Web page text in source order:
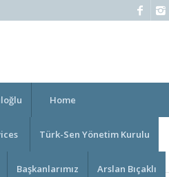
Home
Türk-Sen Yönetim Kurulu
Başkanlarımız Arslan Bıçaklı